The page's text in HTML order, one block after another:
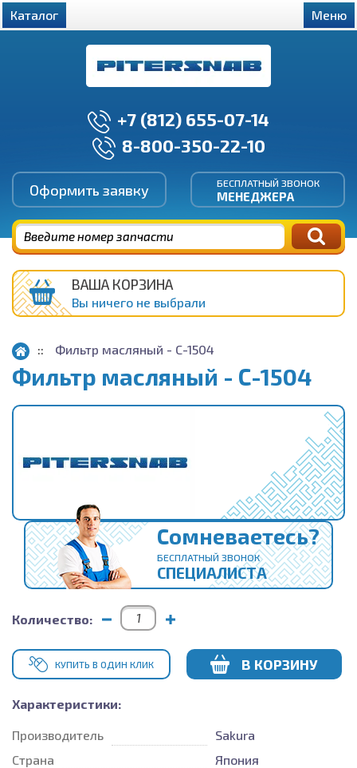
+7 (812) 655-07-14
8-800-350-22-10
Оформить заявку БЕСПЛАТНЫЙ ЗВОНОК
МЕНЕДЖЕРА
Каталог Меню
ВАША КОРЗИНА
Вы ничего не выбрали
Фильтр масляный - С-1504
Фильтр масляный - С-1504
Сомневаетесь?
БЕСПЛАТНЫЙ ЗВОНОК
СПЕЦИАЛИСТА
Количество:
КУПИТЬ В ОДИН КЛИК В КОРЗИНУ
Характеристики:
Производитель
Sakura
Страна
Япония